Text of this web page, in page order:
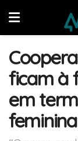
ficam à
em
feminina